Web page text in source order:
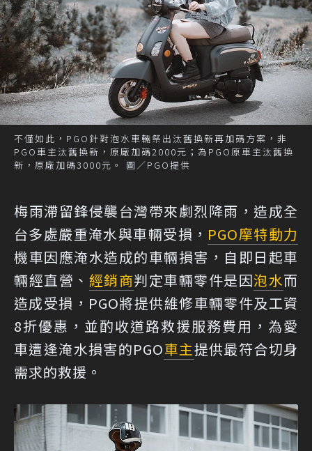
不僅如此，PGO針對泡水車輛祭出汰舊換新再加碼方案，非
PGO車主汰舊換新，原廠加碼2000元；為PGO原車主汰舊換
新，原廠加碼3000元。 圖／PGO提供
梅雨滯留鋒侵襲台灣帶來劇烈降雨，造成全
台多處嚴重淹水與車輛受損， PGO摩特動力
機車因應淹水造成的車輛損害，自即日起車
輛經直營、 經銷商判定車輛零件是因泡水而
造成受損，PGO將提供維修車輛零件及工資
8折優惠，並酌收道路救援服務費用，為愛
車遭逢淹水損害的PGO車主提供最符合切身
需求的救援。